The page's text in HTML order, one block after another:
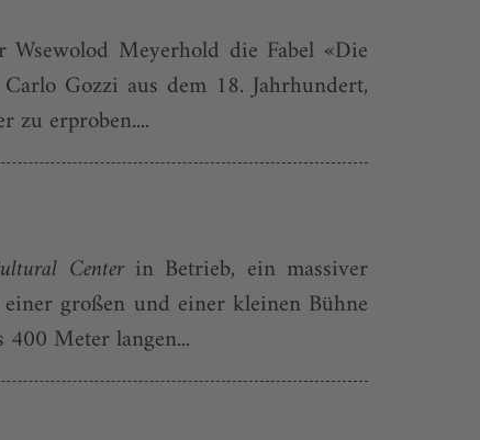
Meyerhold die Fabel «Die
Gozzi aus dem 18. Jahrhundert,
zu erproben....
Centerin Betrieb, ein massiver
großen und einer kleinen Bühne
Meter langen...